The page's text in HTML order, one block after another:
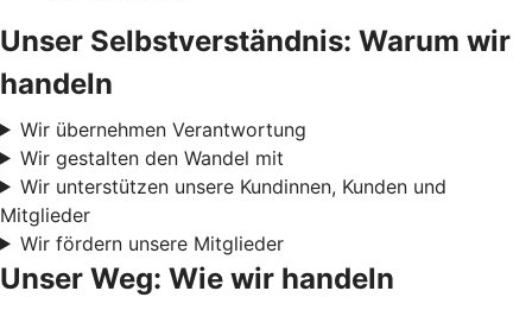
Unser Selbstverständnis: Warum wir
handeln
Wir übernehmen Verantwortung
Wir gestalten den Wandel mit
Wir unterstützen unsere Kundinnen, Kunden und
Mitglieder
Wir fördern unsere Mitglieder
Unser Weg: Wie wir handeln